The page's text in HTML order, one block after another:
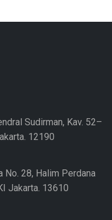
Sudirman, Kav. 52–
12190
No. 28, Halim Perdana
Jakarta. 13610